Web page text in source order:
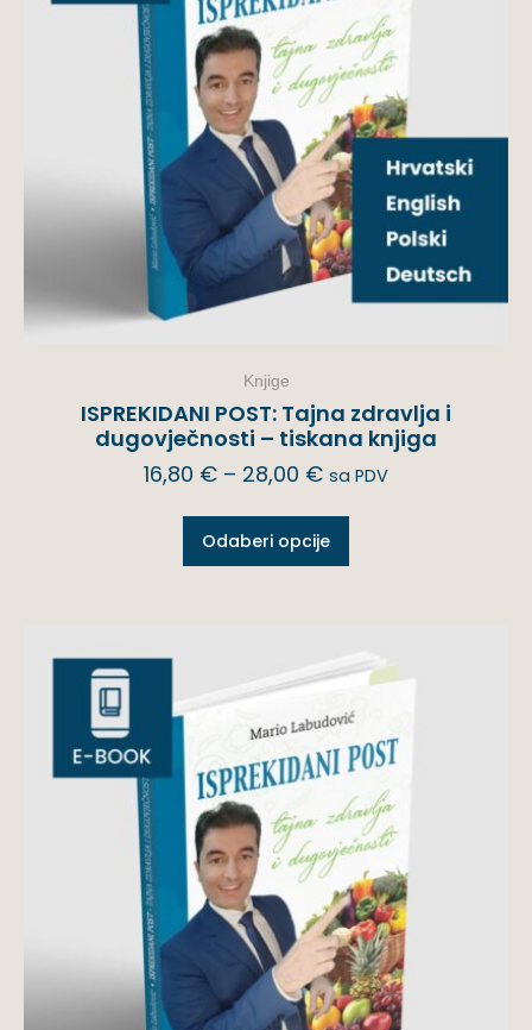
Knjige
ISPREKIDANI POST: Tajna zdravlja i
dugovječnosti – tiskana knjiga
16,80 € – 28,00 € sa PDV
Odaberi opcije